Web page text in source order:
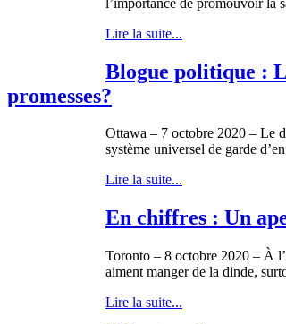
Lire la suite...
Blogue politique :
promesses?
Ottawa – 7 octobre 2020 – Le
système universel de garde
Lire la suite...
En chiffres : Un
Toronto – 8 octobre 2020 – À
aiment manger de la dinde,
Lire la suite...